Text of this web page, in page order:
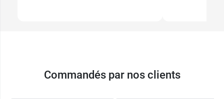
Commandés par nos clients